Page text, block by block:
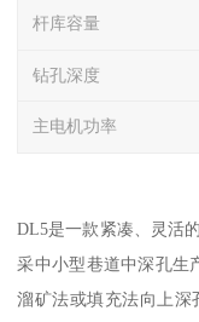
杆库容量
钻孔深度
主电机功率
DL5是一款紧凑、灵活
采中小型巷道中深孔生
溜矿法或填充法向上深